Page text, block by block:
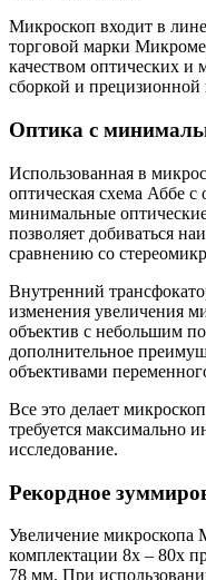
Микроскоп входит в
торговой марки
качеством оптических и
сборкой и прецизионной
Оптика с
Использованная в
оптическая схема Аббе
минимальные
позволяет добиваться
сравнению со
Внутренний
изменения увеличения
объектив с небольшим
дополнительное
объективами
Все это делает
требуется максимально
исследование.
Рекордное
Увеличение микроскопа
комплектации 8х – 80х
78 мм. При